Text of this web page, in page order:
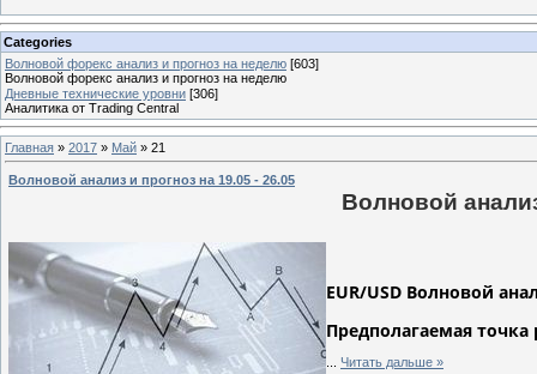
Categories
Волновой форекс анализ и прогноз на неделю [603]
Волновой форекс анализ и прогноз на неделю
Дневные технические уровни [306]
Аналитика от Trading Central
Главная » 2017 » Май » 21
Волновой анализ и прогноз на 19.05 - 26.05
Волновой
EUR/USD Волновой
Предполагаемая
Читать дальше »